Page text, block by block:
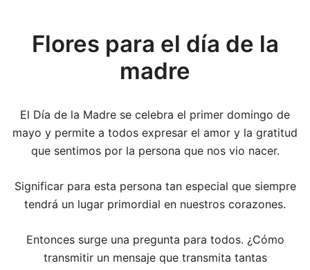
Flores para el día de la
madre
El Día de la Madre se celebra el primer domingo de
mayo y permite a todos expresar el amor y la gratitud
que sentimos por la persona que nos vio nacer.
Significar para esta persona tan especial que siempre
tendrá un lugar primordial en nuestros corazones.
Entonces surge una pregunta para todos. ¿Cómo
transmitir un mensaje que transmita tantas